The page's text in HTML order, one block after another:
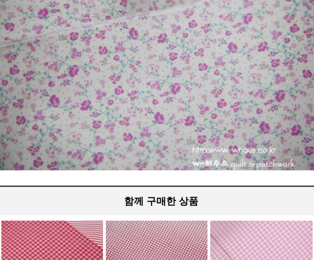
함께 구매한 상품